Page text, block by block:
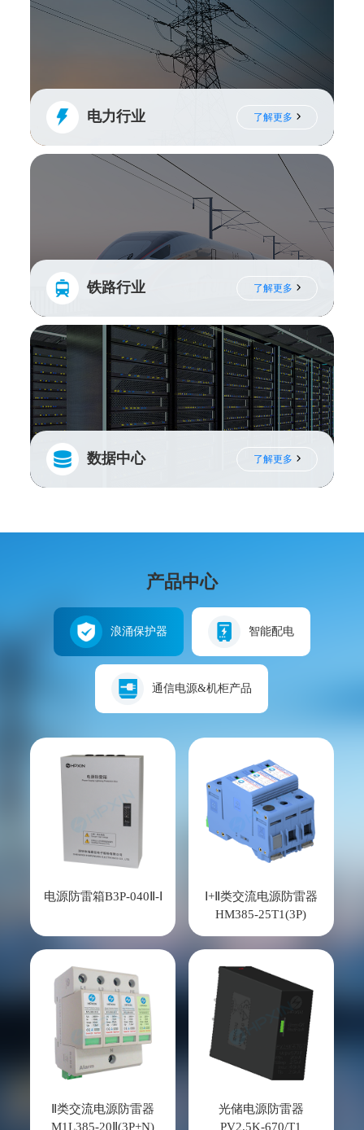
电力行业 了解更多
铁路行业 了解更多
数据中心 了解更多
产品中心
浪涌保护器 智能配电
通信电源&机柜产品
电源防雷箱B3P-040Ⅱ-Ⅰ
Ⅰ+Ⅱ类交流电源防雷器
HM385-25T1(3P)
Ⅱ类交流电源防雷器
M1L385-20Ⅱ(3P+N)
光储电源防雷器
PV2.5K-670/T1